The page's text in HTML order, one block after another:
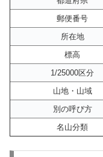
郵便番号
所在地
標高
1/25000区分
山地・山域
別の呼び方
名山分類